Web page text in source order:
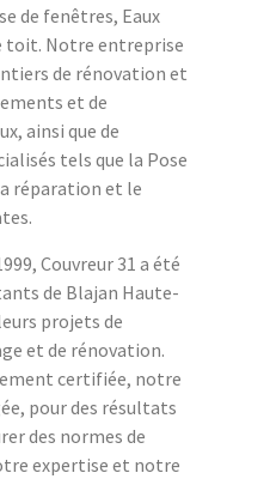
de fenêtres, Eaux
toit. Notre entreprise
de rénovation et
et de
ainsi que de
tels que la Pose
réparation et le
Couvreur 31 a été
de Blajan Haute-
projets de
et de rénovation.
certifiée, notre
pour des résultats
des normes de
expertise et notre